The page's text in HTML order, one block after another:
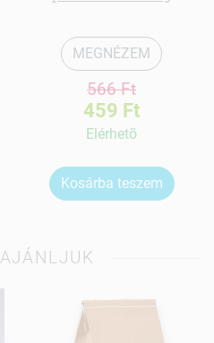
MEGNÉZEM
566 Ft
459 Ft
Elérhetõ
Kosárba teszem